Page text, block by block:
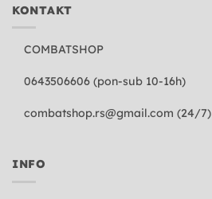
KONTAKT
COMBATSHOP
0643506606 (pon-sub 10-16h)
combatshop.rs@gmail.com (24/7)
INFO